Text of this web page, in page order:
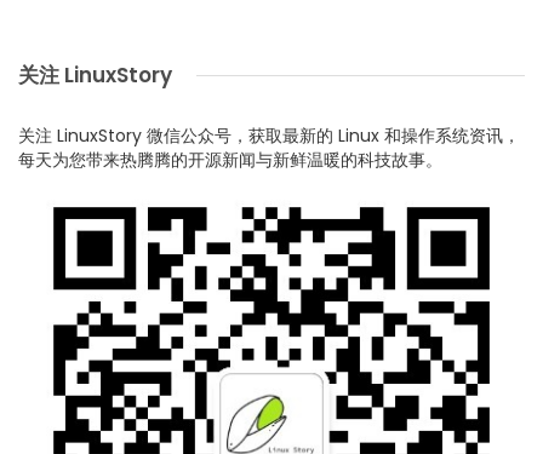
关注 LinuxStory
关注 LinuxStory 微信公众号，获取最新的 Linux 和操作系统资讯，
每天为您带来热腾腾的开源新闻与新鲜温暖的科技故事。